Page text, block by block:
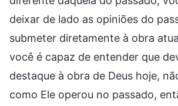
deixar de lado as opiniões do
submeter diretamente à obra
você é capaz de entender que
destaque à obra de Deus hoje,
como Ele operou no passado,